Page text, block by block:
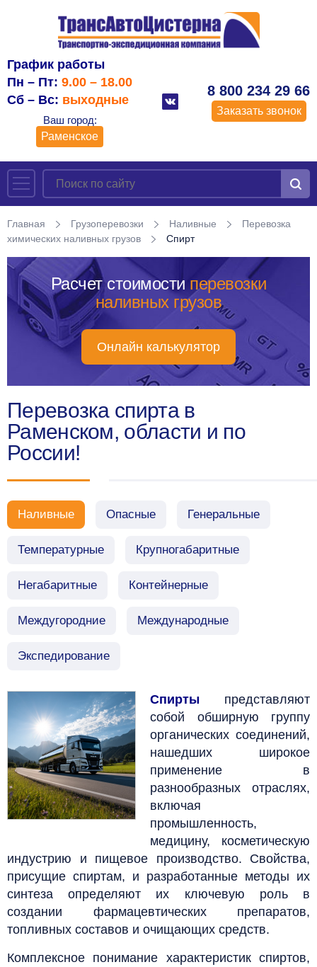
График работы
Пн – Пт: 9.00 – 18.00
Сб – Вс: выходные
Ваш город:
Раменское
8 800 234 29 66
Заказать звонок
Главная Грузоперевозки Наливные
Перевозка
химических наливных грузов
Спирт
Расчет стоимости перевозки
наливных грузов
Онлайн калькулятор
Перевозка спирта в
Раменском, области и по
России!
Наливные Опасные Генеральные
Температурные Крупногабаритные
Негабаритные Контейнерные
Междугородние Международные
Экспедирование
Спирты представляют
собой обширную группу
органических соединений,
нашедших широкое
применение в
разнообразных отраслях,
включая
промышленность,
медицину, косметическую
индустрию и пищевое производство. Свойства,
присущие спиртам, и разработанные методы их
синтеза определяют их ключевую роль в
создании фармацевтических препаратов,
топливных составов и очищающих средств.
Комплексное понимание характеристик спиртов,